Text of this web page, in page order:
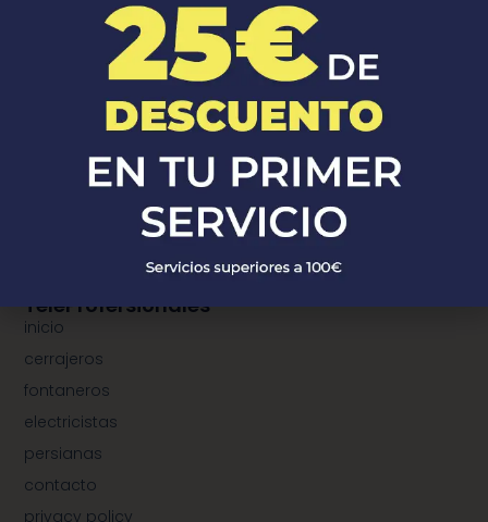
TeleProfersionales
inicio
cerrajeros
fontaneros
electricistas
persianas
contacto
privacy policy
¿Donde Estamos?
¿dónde estamos?
municipios de cerrajeros
municipios de fontaneros
municipios de instalación de persianas